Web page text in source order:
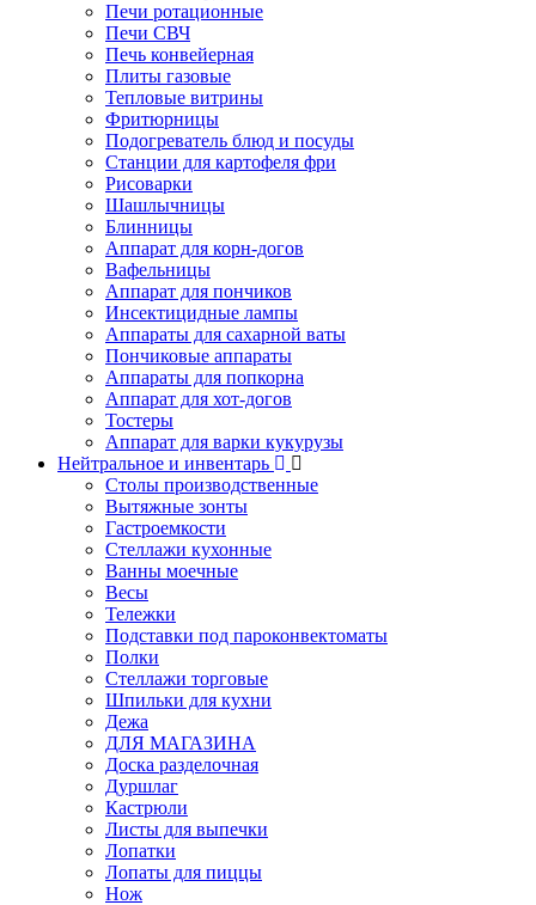
Печи ротационные
Печи СВЧ
Печь конвейерная
Плиты газовые
Тепловые витрины
Фритюрницы
Подогреватель блюд и посуды
Станции для картофеля фри
Рисоварки
Шашлычницы
Блинницы
Аппарат для корн-догов
Вафельницы
Аппарат для пончиков
Инсектицидные лампы
Аппараты для сахарной ваты
Пончиковые аппараты
Аппараты для попкорна
Аппарат для хот-догов
Тостеры
Аппарат для варки кукурузы
Нейтральное и инвентарь
Столы производственные
Вытяжные зонты
Гастроемкости
Стеллажи кухонные
Ванны моечные
Весы
Тележки
Подставки под пароконвектоматы
Полки
Стеллажи торговые
Шпильки для кухни
Дежа
ДЛЯ МАГАЗИНА
Доска разделочная
Дуршлаг
Кастрюли
Листы для выпечки
Лопатки
Лопаты для пиццы
Нож